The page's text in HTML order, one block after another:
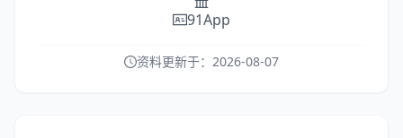
91App
资料更新于： 2026-08-07